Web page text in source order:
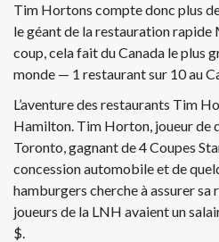
Tim Hortons compte donc plus
le géant de la restauration rapide
coup, cela fait du Canada le plus
monde — 1 restaurant sur 10 au
L’aventure des restaurants Tim
Hamilton. Tim Horton, joueur de
Toronto, gagnant de 4 Coupes
concession automobile et de
hamburgers cherche à assurer sa
joueurs de la LNH avaient un
$.